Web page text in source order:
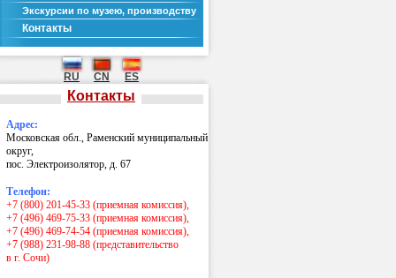
Экскурсии по музею, производству
Контакты
RU CN ES
Контакты
Адрес:
Московская обл., Раменский муниципальный
округ,
пос. Электроизолятор, д. 67
Телефон:
+7 (800) 201-45-33 (приемная комиссия),
+7 (496) 469-75-33 (приемная комиссия),
+7 (496) 469-74-54 (приемная комиссия),
+7 (988) 231-98-88 (представительство
в г. Сочи)